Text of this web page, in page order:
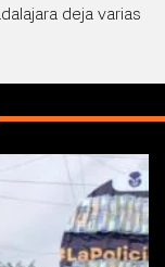
deja varias